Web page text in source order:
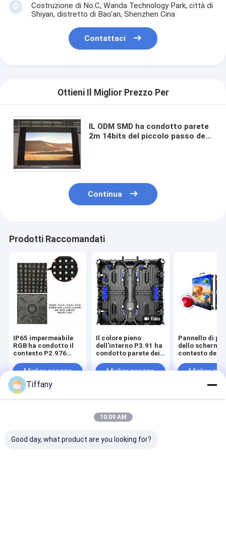
Costruzione di No.C, Wanda Technology Park, città di
Shiyan, distretto di Bao'an, Shenzhen Cina
Contattaci
Ottieni Il Miglior Prezzo Per
IL ODM SMD ha condotto parete
2m 14bits del piccolo passo del
Continua
Prodotti Raccomandati
IP65 impermeabile
RGB ha condotto il
contesto P2.976
fase del pannello
Miglior prezzo
Il colore pieno
dell'interno P3.91 ha
condotto parete dei
dello schermo del
Miglior prezzo
Pannello di
dello schermo
contesto della
video 3.91mm
Miglior
Mappa del sito
Privacy Policy
2026 Shenzhen Longdaled Co.,Ltd. All Rights Reserved.
Tiffany
10:09 AM
Good day, what product are you looking for?